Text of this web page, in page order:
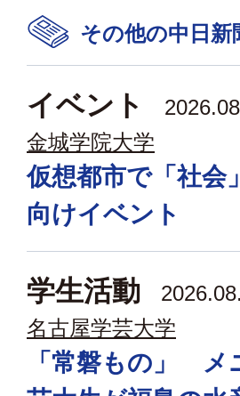
その他の中日新
イベント
金城学院大学
仮想都市で「社
向けイベント
学生活動
名古屋学芸大学
「常磐もの」